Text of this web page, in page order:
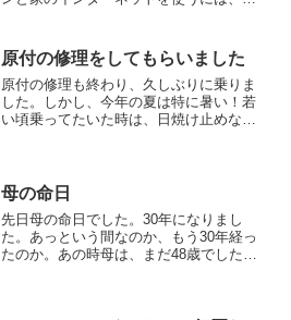
変更する。家に光回線の工事なし。ポケ
ットwif...
原付の修理をしてもらいました
原付の修理も終わり、久しぶりに乗りま
した。しかし、今年の夏は特に暑い！若
い頃乗ってたいた時は、日焼け止めなん
ないので、長袖着てます。...
母の命日
先日母の命日でした。30年になりまし
た。あっという間なのか、もう30年経っ
たのか。あの時母は、まだ48歳でした。